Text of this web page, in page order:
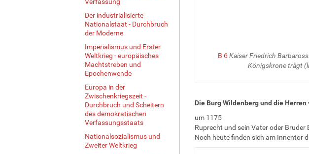
Der industrialisierte
Nationalstaat - Durchbruch
der Moderne
Imperialismus und Erster
Weltkrieg - europäisches
Machtstreben und
Epochenwende
Europa in der
Zwischenkriegszeit -
Durchbruch und Scheitern
des demokratischen
Verfassungsstaats
Nationalsozialismus und
Zweiter Weltkrieg
B 6Kaiser Friedrich
Königskrone trägt
Die Burg Wildenberg und die Herren
um 1175
Ruprecht und sein Vater oder Bruder
Noch heute finden sich am Innentor